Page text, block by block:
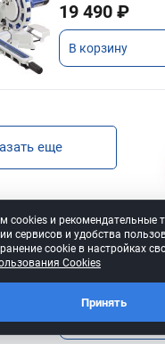
19 490 ₽
В корзину
еще
BELMASH SS-
Лобзиковый станок
13 190 ₽
В корзину
cookies и рекомендательные
сервисов и удобства
cookie в настройках
Cookies
Принять